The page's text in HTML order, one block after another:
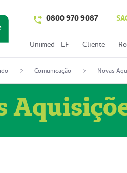
0800 970 9087
Unimed - LF Cliente
Comunicação Novas